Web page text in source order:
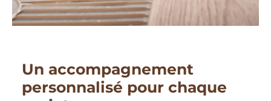
Un accompagnement
personnalisé pour chaque